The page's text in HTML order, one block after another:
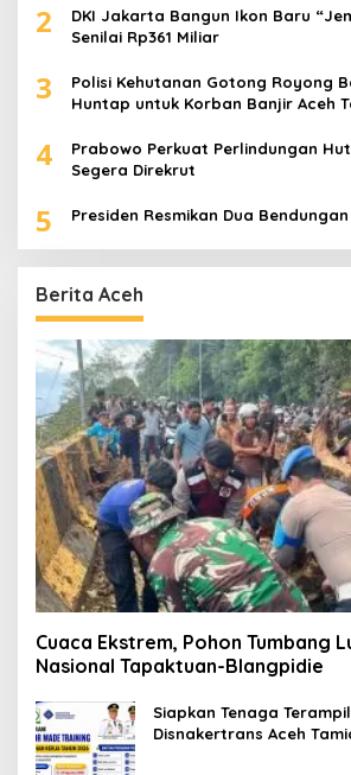
2
DKI Jakarta Bangun Ikon Baru
Senilai Rp361 Miliar
3
Polisi Kehutanan Gotong Royong
Huntap untuk Korban Banjir Aceh
4
Prabowo Perkuat Perlindungan
Segera Direkrut
5 Presiden Resmikan Dua
Berita Aceh
Cuaca Ekstrem, Pohon Tumbang
Nasional Tapaktuan-Blangpidie
Siapkan Tenaga
Disnakertrans Aceh